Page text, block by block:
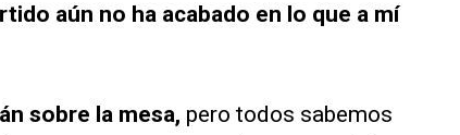
aún no ha acabado en lo que a mí
sobre la mesa, pero todos sabemos